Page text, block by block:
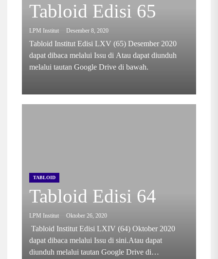
Tabloid Edisi 65
LPM Institut Desember 8, 2020
Tabloid Institut Edisi LXV (65) Desember 2020
dapat dibaca melalui Issu di Atau dapat diunduh
melalui tautan Google Drive di bawah.
TABLOID
Tabloid Edisi 64
LPM Institut Oktober 26, 2020
Tabloid Institut Edisi LXIV (64) Oktober 2020
dapat dibaca melalui Issu di sini.Atau dapat
diunduh melalui tautan Google Drive di